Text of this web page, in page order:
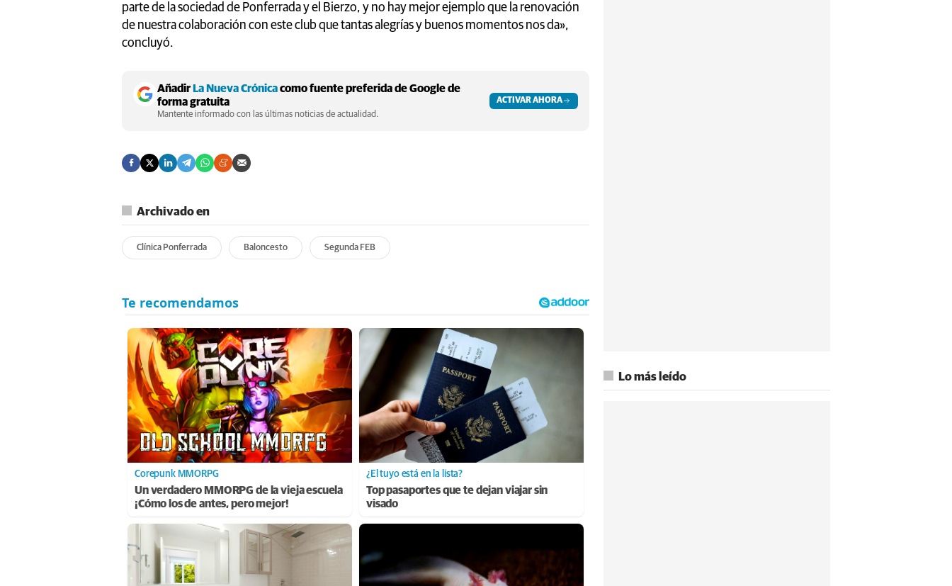
parte de la sociedad de Ponferrada y el Bierzo, y no hay mejor ejemplo que la renovación
de nuestra colaboración con este club que tantas alegrías y buenos momentos nos da»,
concluyó.
AñadirLa Nueva Crónicacomo fuente preferida de Google de
forma gratuita
Mantente informado con las últimas noticias de actualidad.
ACTIVAR AHORA
Archivado en
Clínica Ponferrada Baloncesto Segunda FEB
Corepunk MMORPG
Un verdadero MMORPG de la vieja escuela
¡Cómo los de antes, pero mejor!
¿El tuyo está en la lista?
Top pasaportes que te dejan viajar sin
visado
Lo más leído